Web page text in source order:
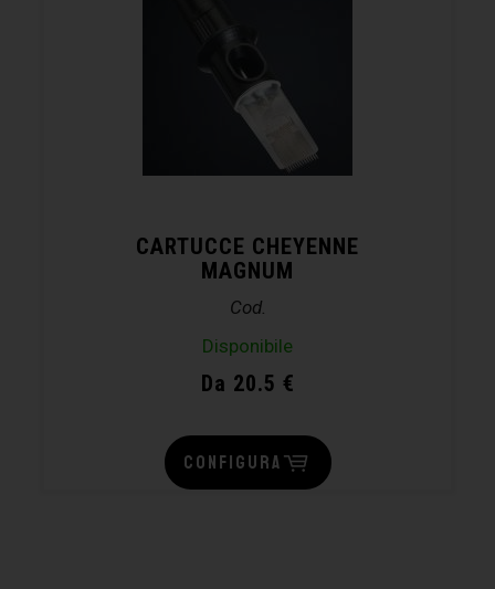
CARTUCCE CHEYENNE
MAGNUM
Cod.
Disponibile
Da 20.5 €
CONFIGURA